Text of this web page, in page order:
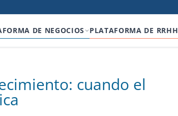
DE NEGOCIOS PLATAFORMA DE RRHH
cuando el